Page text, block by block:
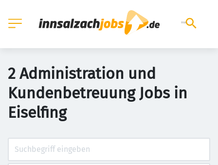
2 Administration und
Kundenbetreuung Jobs in
Eiselfing